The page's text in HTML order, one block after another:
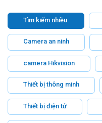
Tìm kiếm nhiều:
Camera an ninh
camera Hikvision
Thiết bị thông minh
Thiết bị điện tử